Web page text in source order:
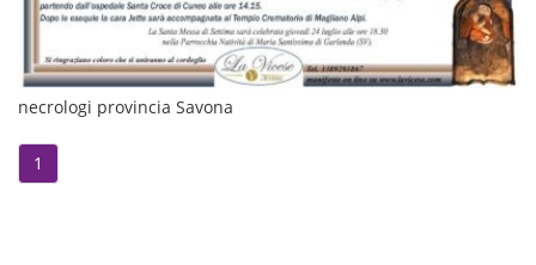
necrologi provincia Savona
1